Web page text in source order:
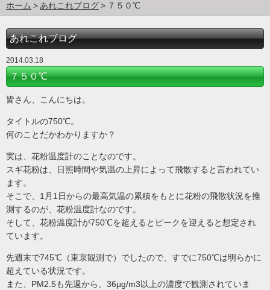
ホーム あれこれブログ ７５０℃
あれこれブログ
2014.03.18
７５０℃
皆さん、こんにちは。
タイトルの750℃。
何のことだかわかりますか？
実は、花粉温度計のことなのです。
スギ花粉は、日照時間や気温の上昇によって飛散すると言われてい
ます。
そこで、1月1日からの最高気温の累積をもとに花粉の飛散状況を推
測するのが、花粉温度計なのです。
そして、花粉温度計が750℃を超えるとピークを迎えると想定され
ています。
先週末で745℃（東京観測で）でしたので、すでに750℃は明らかに
超えている状況です。
また、PM2.5も先週から、36μg/m3以上の濃度で観測されていま